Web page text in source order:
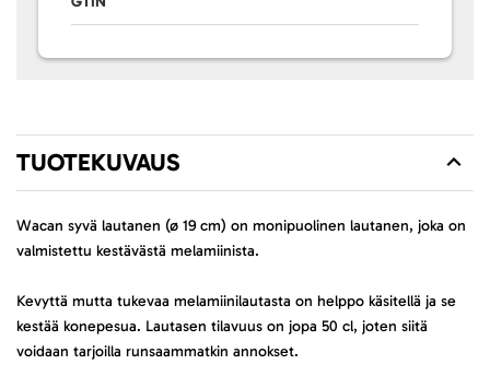
TUOTEKUVAUS
Wacan syvä lautanen (ø 19 cm) on monipuolinen lautanen, joka on
valmistettu kestävästä melamiinista.
Kevyttä mutta tukevaa melamiinilautasta on helppo käsitellä ja se
kestää konepesua. Lautasen tilavuus on jopa 50 cl, joten siitä
voidaan tarjoilla runsaammatkin annokset.